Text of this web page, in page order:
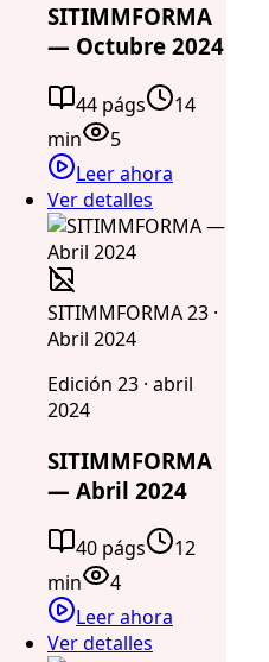
SITIMMFORMA
— Octubre 2024
44 págs
14
min
5
Leer ahora
Ver detalles
SITIMMFORMA 23 ·
Abril 2024
Edición 23 · abril
2024
SITIMMFORMA
— Abril 2024
40 págs
12
min
4
Leer ahora
Ver detalles